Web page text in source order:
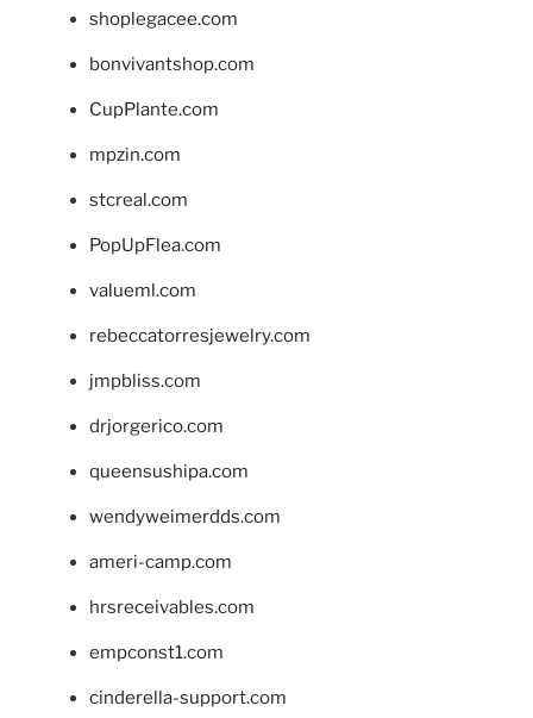
shoplegacee.com
bonvivantshop.com
CupPlante.com
mpzin.com
stcreal.com
PopUpFlea.com
valueml.com
rebeccatorresjewelry.com
jmpbliss.com
drjorgerico.com
queensushipa.com
wendyweimerdds.com
ameri-camp.com
hrsreceivables.com
empconst1.com
cinderella-support.com